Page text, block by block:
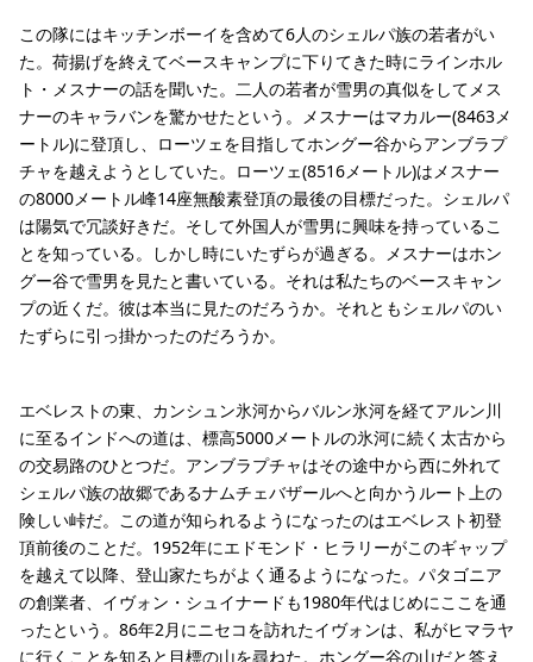
この隊にはキッチンボーイを含めて6人のシェルパ族の若者がい
た。荷揚げを終えてベースキャンプに下りてきた時にラインホル
ト・メスナーの話を聞いた。二人の若者が雪男の真似をしてメス
ナーのキャラバンを驚かせたという。メスナーはマカルー(8463メ
ートル)に登頂し、ローツェを目指してホングー谷からアンブラプ
チャを越えようとしていた。ローツェ(8516メートル)はメスナー
の8000メートル峰14座無酸素登頂の最後の目標だった。シェルパ
は陽気で冗談好きだ。そして外国人が雪男に興味を持っているこ
とを知っている。しかし時にいたずらが過ぎる。メスナーはホン
グー谷で雪男を見たと書いている。それは私たちのベースキャン
プの近くだ。彼は本当に見たのだろうか。それともシェルパのい
たずらに引っ掛かったのだろうか。
エベレストの東、カンシュン氷河からバルン氷河を経てアルン川
に至るインドへの道は、標高5000メートルの氷河に続く太古から
の交易路のひとつだ。アンブラプチャはその途中から西に外れて
シェルパ族の故郷であるナムチェバザールへと向かうルート上の
険しい峠だ。この道が知られるようになったのはエベレスト初登
頂前後のことだ。1952年にエドモンド・ヒラリーがこのギャップ
を越えて以降、登山家たちがよく通るようになった。パタゴニア
の創業者、イヴォン・シュイナードも1980年代はじめにここを通
ったという。86年2月にニセコを訪れたイヴォンは、私がヒマラヤ
に行くことを知ると目標の山を尋ねた。ホングー谷の山だと答え